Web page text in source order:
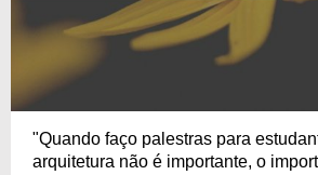
"Quando faço palestras para
arquitetura não é importante, o